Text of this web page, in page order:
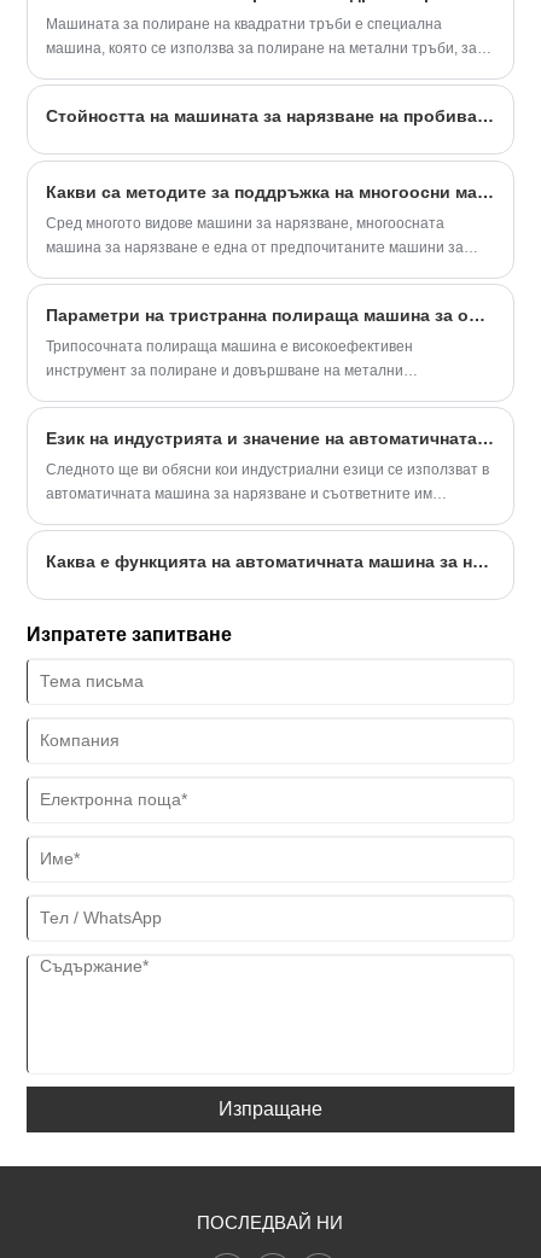
работилница. неравномерна земя.
Машината за полиране на квадратни тръби е специална
машина, която се използва за полиране на метални тръби, за
Стойността на машината за нарязване на пробиване
Какви са методите за поддръжка на многоосни машини за резбоване
Сред многото видове машини за нарязване, многоосната
машина за нарязване е една от предпочитаните машини за
различен от другите машини за нарязване. Обикновено се
работи в съответствие с инструкциите на машината за
многоосно нарязване. Можете също така бързо да схванете
Параметри на тристранна полираща машина за оптимална употреба и поддръжка
Трипосочната полираща машина е високоефективен
инструмент за полиране и довършване на метални
поддръжка.
Език на индустрията и значение на автоматичната машина за нарязване
Следното ще ви обясни кои индустриални езици се използват в
автоматичната машина за нарязване и съответните им
на резби да не работи.
Каква е функцията на автоматичната машина за нарязване
Изпратете запитване
Изпращане
ПОСЛЕДВАЙ НИ